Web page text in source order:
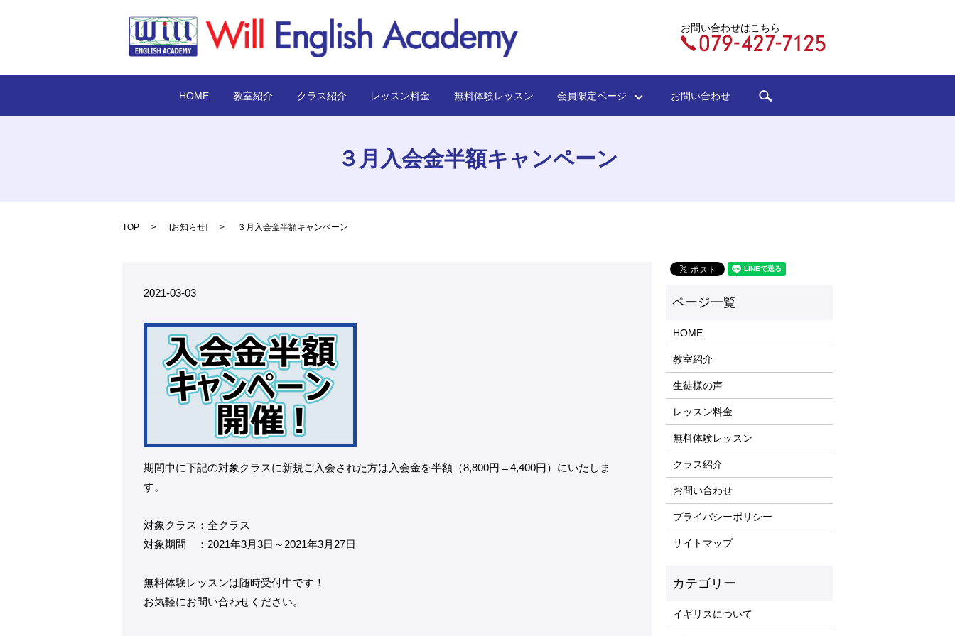
お問い合わせはこちら
HOME 教室紹介 クラス紹介 レッスン料金 無料体験レッスン 会員限定ページ お問い合わせ
３月入会金半額キャンペーン
TOP [お知らせ] ３月入会金半額キャンペーン
2021-03-03
期間中に下記の対象クラスに新規ご入会された方は入会金を半額（8,800円→4,400円）にいたしま
す。
対象クラス：全クラス
対象期間 ：2021年3月3日～2021年3月27日
無料体験レッスンは随時受付中です！
お気軽にお問い合わせください。
HOME
教室紹介
生徒様の声
レッスン料金
無料体験レッスン
クラス紹介
お問い合わせ
プライバシーポリシー
サイトマップ
イギリスについて